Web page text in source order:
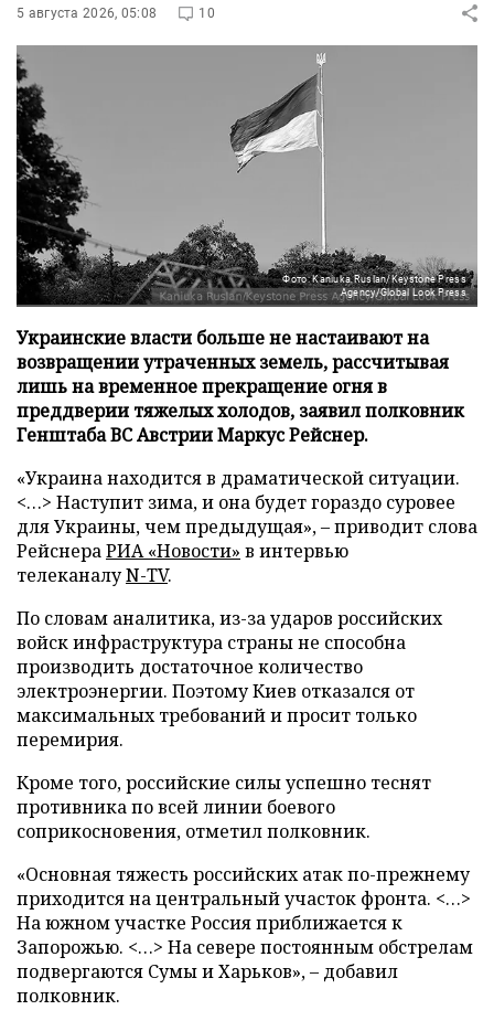
5 августа 2026, 05:08 10
Фото: Kaniuka Ruslan/Keystone Press
Agency/Global Look Press
Украинские власти больше не настаивают на
возвращении утраченных земель, рассчитывая
лишь на временное прекращение огня в
преддверии тяжелых холодов, заявил полковник
Генштаба ВС Австрии Маркус Рейснер.
«Украина находится в драматической ситуации.
<…> Наступит зима, и она будет гораздо суровее
для Украины, чем предыдущая», – приводит слова
РейснераРИА «Новости» в интервью
телеканалуN-TV.
По словам аналитика, из-за ударов российских
войск инфраструктура страны не способна
производить достаточное количество
электроэнергии. Поэтому Киев отказался от
максимальных требований и просит только
перемирия.
Кроме того, российские силы успешно теснят
противника по всей линии боевого
соприкосновения, отметил полковник.
«Основная тяжесть российских атак по-прежнему
приходится на центральный участок фронта. <…>
На южном участке Россия приближается к
Запорожью. <…> На севере постоянным обстрелам
подвергаются Сумы и Харьков», – добавил
полковник.